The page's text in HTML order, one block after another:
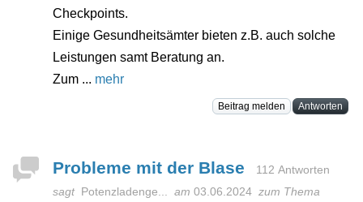
Checkpoints.
Einige Gesundheitsämter bieten z.B. auch solche
Leistungen samt Beratung an.
Zum ... mehr
Beitrag melden Antworten
Probleme mit der Blase
112 Antworten
sagt Potenzladenge... am 03.06.2024 zum Thema